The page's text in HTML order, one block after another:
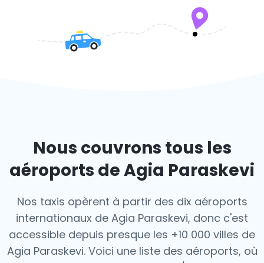
Nous couvrons tous les
aéroports de Agia Paraskevi
Nos taxis opèrent à partir des dix aéroports
internationaux de Agia Paraskevi, donc c'est
accessible depuis presque les +10 000 villes de
Agia Paraskevi. Voici une liste des aéroports, où